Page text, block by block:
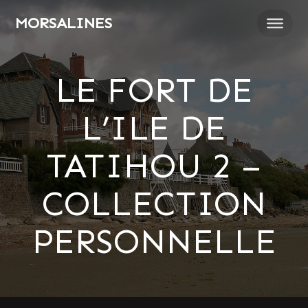
MORSALINES
LE FORT DE
L’ILE DE
TATIHOU 2 –
COLLECTION
PERSONNELLE